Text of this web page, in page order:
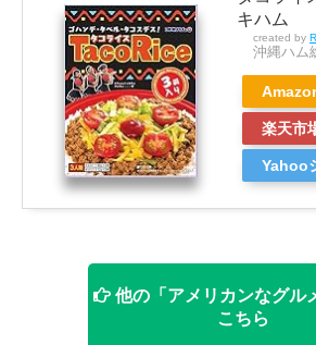
キハム
created by
沖縄ハム
楽天市
Yahoo
他の「アメリカンなグル
こちら